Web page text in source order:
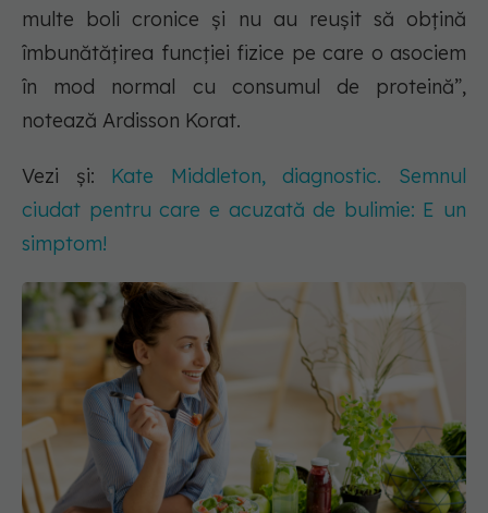
multe boli cronice și nu au reușit să obțină
îmbunătățirea funcției fizice pe care o asociem
în mod normal cu consumul de proteină”,
notează Ardisson Korat.
Vezi și: Kate Middleton, diagnostic. Semnul
ciudat pentru care e acuzată de bulimie: E un
simptom!